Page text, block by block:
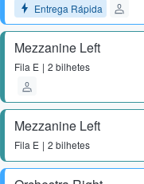
Entrega Rápida
Mezzanine Left
Fila E 2 bilhetes
Mezzanine Left
Fila E 2 bilhetes